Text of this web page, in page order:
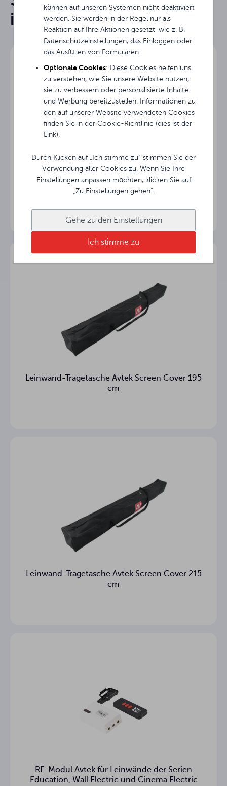
können auf unseren Systemen nicht deaktiviert
werden. Sie werden in der Regel nur als
Reaktion auf Ihre Aktionen gesetzt, wie z. B.
Datenschutzeinstellungen, das Einloggen oder
das Ausfüllen von Formularen.
Optionale Cookies: Diese Cookies helfen uns
zu verstehen, wie Sie unsere Website nutzen,
sie zu verbessern oder personalisierte Inhalte
und Werbung bereitzustellen. Informationen zu
den auf unserer Website verwendeten Cookies
finden Sie in der Cookie-Richtlinie (dies ist der
Link).
Durch Klicken auf „Ich stimme zu“ stimmen Sie der
Verwendung aller Cookies zu. Wenn Sie Ihre
Einstellungen anpassen möchten, klicken Sie auf
„Zu Einstellungen gehen“.
Gehe zu den Einstellungen
Ich stimme zu
Diagonale 131 "
Bildschirms
300 cm
Höhe des
Bildschirms
Position der
Stromversorgung
Garantie (Jahre) 3
Avtek Video i Business Electric - broszura produkt
Rysunek techniczny w PDF do ekranu Business Electr
interessiert sein
Mobile Rahmenleinwand Avtek FOLD 280 (16:9)
Leinwand-Tragetasche Avtek Screen Cover 195
cm
Leinwand-Tragetasche Avtek Screen Cover 215
cm
RF-Modul Avtek für Leinwände der Serien
Education, Wall Electric und Cinema Electric